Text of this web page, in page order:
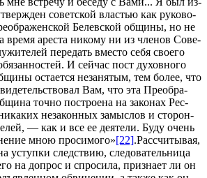
со­вет­ской вла­стью как ру­ко­во­
Белев­ской об­щи­ны, но не
вре­мя аре­ста ни­ко­му ни из чле­нов Со­ве­
пе­ре­дать вме­сто се­бя сво­е­го
И сей­час пост ду­хов­но­го
оста­ет­ся неза­ня­тым, тем бо­лее, что
Вам, что эта Пре­об­ра­
точ­но по­стро­е­на на за­ко­нах Рес­
неза­кон­ных за­мыс­лов и сто­рон­
— как и все ее де­я­те­ли. Бу­ду очень
мною про­си­мо­го»[22].Рас­счи­ты­вая,
уступ­ки след­ствию, сле­до­ва­тель­ни­ца
на до­прос и спро­си­ла, при­зна­ет ли он